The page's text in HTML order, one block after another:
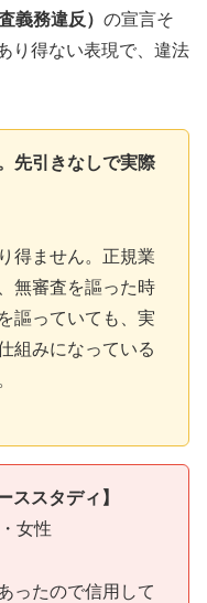
義務違反） の宣言そ
り得ない表現で、違法
先引きなしで実際
得ません。正規業
無審査を謳った時
謳っていても、実
組みになっている
スタディ】
女性
ったので信用して